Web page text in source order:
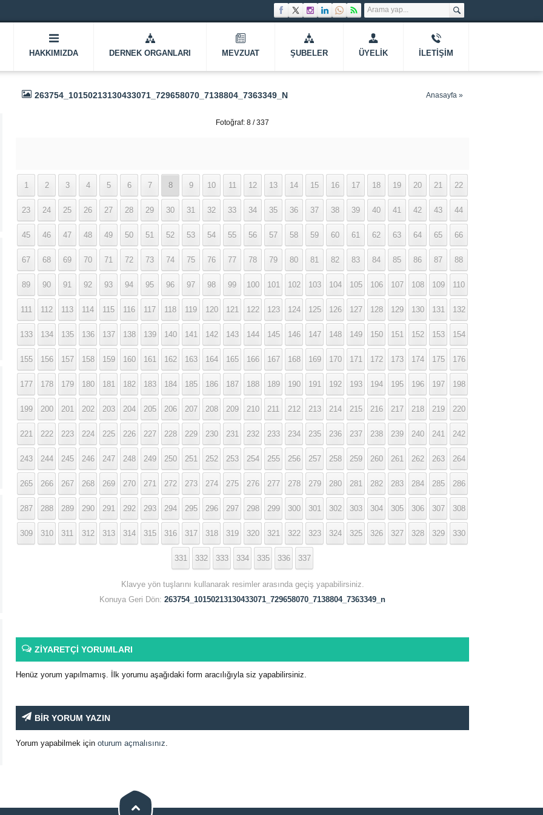
HAKKIMIZDA DERNEK ORGANLARI MEVZUAT ŞUBELER ÜYELIK İLETIŞIM
263754_10150213130433071_729658070_7138804_7363349_N Anasayfa »
Fotoğraf: 8 / 337
1 2 3 4 5 6 7 8 9 10 11 12 13 14 15 16 17 18 19 20 21 22
23 24 25 26 27 28 29 30 31 32 33 34 35 36 37 38 39 40 41 42 43 44
45 46 47 48 49 50 51 52 53 54 55 56 57 58 59 60 61 62 63 64 65 66
67 68 69 70 71 72 73 74 75 76 77 78 79 80 81 82 83 84 85 86 87 88
89 90 91 92 93 94 95 96 97 98 99 100 101 102 103 104 105 106 107 108 109 110
111 112 113 114 115 116 117 118 119 120 121 122 123 124 125 126 127 128 129 130 131 132
133 134 135 136 137 138 139 140 141 142 143 144 145 146 147 148 149 150 151 152 153 154
155 156 157 158 159 160 161 162 163 164 165 166 167 168 169 170 171 172 173 174 175 176
177 178 179 180 181 182 183 184 185 186 187 188 189 190 191 192 193 194 195 196 197 198
199 200 201 202 203 204 205 206 207 208 209 210 211 212 213 214 215 216 217 218 219 220
221 222 223 224 225 226 227 228 229 230 231 232 233 234 235 236 237 238 239 240 241 242
243 244 245 246 247 248 249 250 251 252 253 254 255 256 257 258 259 260 261 262 263 264
265 266 267 268 269 270 271 272 273 274 275 276 277 278 279 280 281 282 283 284 285 286
287 288 289 290 291 292 293 294 295 296 297 298 299 300 301 302 303 304 305 306 307 308
309 310 311 312 313 314 315 316 317 318 319 320 321 322 323 324 325 326 327 328 329 330
331 332 333 334 335 336 337
Klavye yön tuşlarını kullanarak resimler arasında geçiş yapabilirsiniz.
Konuya Geri Dön: 263754_10150213130433071_729658070_7138804_7363349_n
ZİYARETÇİ YORUMLARI
Henüz yorum yapılmamış. İlk yorumu aşağıdaki form aracılığıyla siz yapabilirsiniz.
BİR YORUM YAZIN
Yorum yapabilmek için oturum açmalısınız